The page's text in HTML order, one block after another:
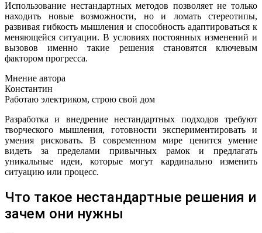
Использование нестандартных методов позволяет не только
находить новые возможности, но и ломать стереотипы,
развивая гибкость мышления и способность адаптироваться к
меняющейся ситуации. В условиях постоянных изменений и
вызовов именно такие решения становятся ключевым
фактором прогресса.
Мнение автора
Константин
Работаю электриком, строю свой дом
Разработка и внедрение нестандартных подходов требуют
творческого мышления, готовности экспериментировать и
умения рисковать. В современном мире ценится умение
видеть за пределами привычных рамок и предлагать
уникальные идеи, которые могут кардинально изменить
ситуацию или процесс.
Что такое нестандартные решения и
зачем они нужны